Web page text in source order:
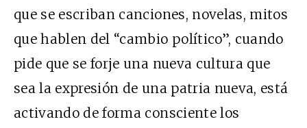
que se escriban canciones, novelas, mitos
que hablen del “cambio político”, cuando
pide que se forje una nueva cultura que
sea la expresión de una patria nueva, está
activando de forma consciente los